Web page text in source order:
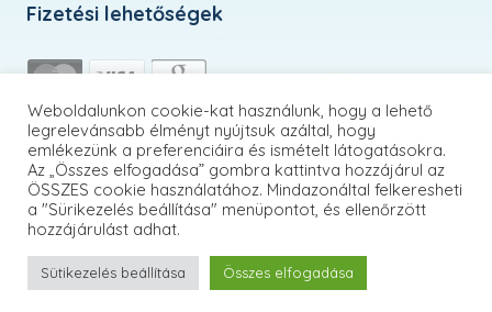
Fizetési lehetőségek
MomClub.hu | © 2026 Minden jog fenntartva!
Weboldalunkon cookie-kat használunk, hogy a lehető
legrelevánsabb élményt nyújtsuk azáltal, hogy
emlékezünk a preferenciáira és ismételt látogatásokra.
Az „Összes elfogadása” gombra kattintva hozzájárul az
ÖSSZES cookie használatához. Mindazonáltal felkeresheti
a "Sürikezelés beállítása" menüpontot, és ellenőrzött
hozzájárulást adhat.
Sütikezelés beállítása Összes elfogadása